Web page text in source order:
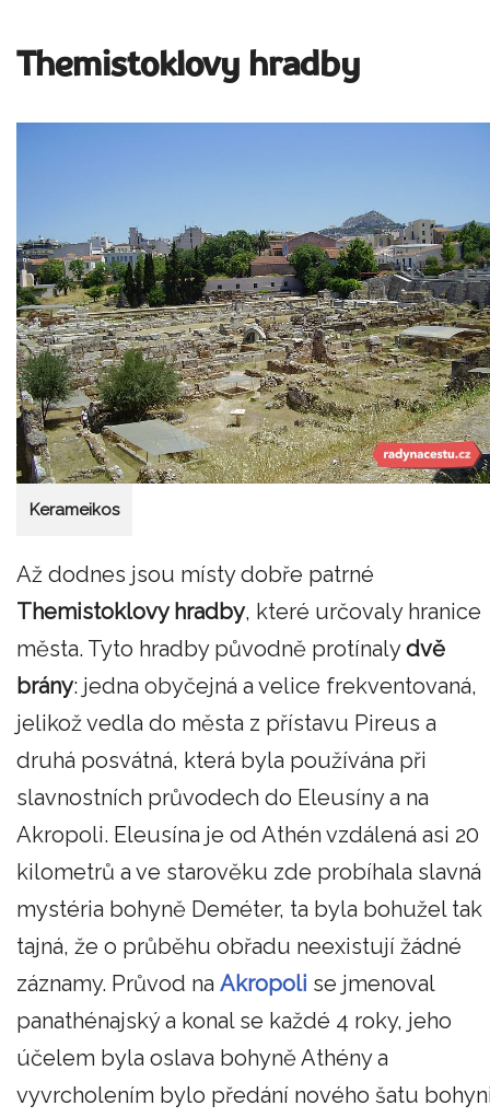
Themistoklovy hradby
Kerameikos
Až dodnes jsou místy dobře patrné
Themistoklovy hradby, které určovaly hranice
města. Tyto hradby původně protínalydvě
brány: jedna obyčejná a velice frekventovaná,
jelikož vedla do města z přístavu Pireus a
druhá posvátná, která byla používána při
slavnostních průvodech do Eleusíny a na
Akropoli. Eleusína je od Athén vzdálená asi 20
kilometrů a ve starověku zde probíhala slavná
mystéria bohyně Deméter, ta byla bohužel tak
tajná, že o průběhu obřadu neexistují žádné
záznamy. Průvod na Akropoli se jmenoval
panathénajský a konal se každé 4 roky, jeho
účelem byla oslava bohyně Athény a
vyvrcholením bylo předání nového šatu